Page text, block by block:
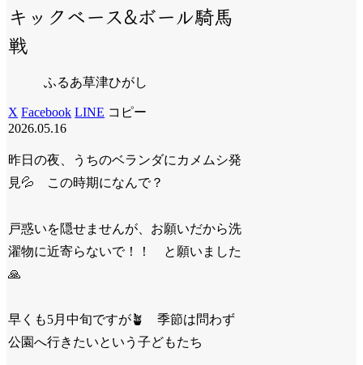
キックベース&ボール騎馬
戦
ふるあ草津ひがし
X Facebook LINE コピー
2026.05.16
昨日の夜、うちのベランダにカメムシ発
見💦 この時期になんで？
戸惑いを隠せませんが、お願いだから洗
濯物に近寄らないで！！ と願いました
🙏
早くも5月中旬ですが🪴
季節は問わず
公園へ行きたいという子どもたち